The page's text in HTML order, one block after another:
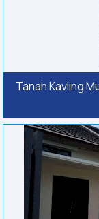
Tanah Kavling